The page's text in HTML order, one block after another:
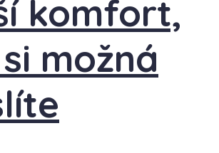
komfort,
možná